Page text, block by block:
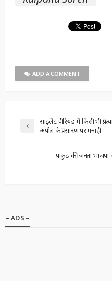
ADD A COMMENT
साइलेंट पीरियड में किसी भी
अपील के प्रसारण पर मनाही
पाकुड़ की जनता भाजपा
– ADS –